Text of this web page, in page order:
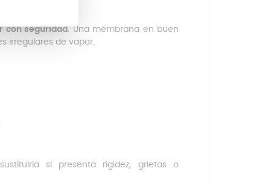
con seguridad . Una membrana en buen
irregulares de vapor.
si presenta rigidez, grietas o